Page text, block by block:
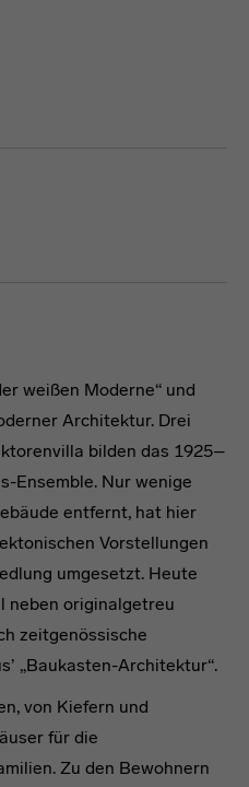
weißen Moderne“ und
Architektur. Drei
bilden das 1925–
Ensemble. Nur wenige
entfernt, hat hier
Vorstellungen
umgesetzt. Heute
neben originalgetreu
zeitgenössische
„Baukasten-Architektur“.
von Kiefern und
für die
Zu den Bewohnern